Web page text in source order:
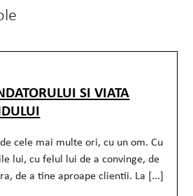
SI VIATA
cele mai multe ori, cu un om. Cu
lui, cu felul lui de a convinge, de
de a tine aproape clientii. La [...]